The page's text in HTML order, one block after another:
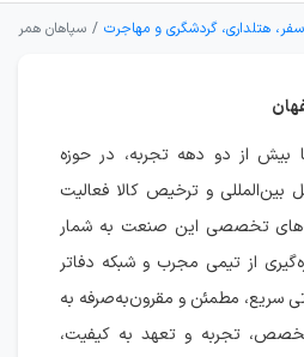
سفر، هتلداری، گردشگری و مهاجرت سپاهان همراه
بیش از دو دهه تجربه، در حوزه
بین‌المللی و ترخیص کالا فعالیت
تخصصی این صنعت به شمار
از تیمی مجرب و شبکه دفاتر
سریع، مطمئن و مقرون‌به‌صرفه به
تجربه و تعهد به کیفیت،